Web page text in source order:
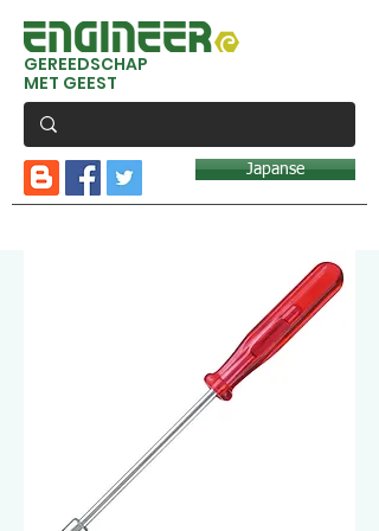
GEREEDSCHAP
MET GEEST
Japanse